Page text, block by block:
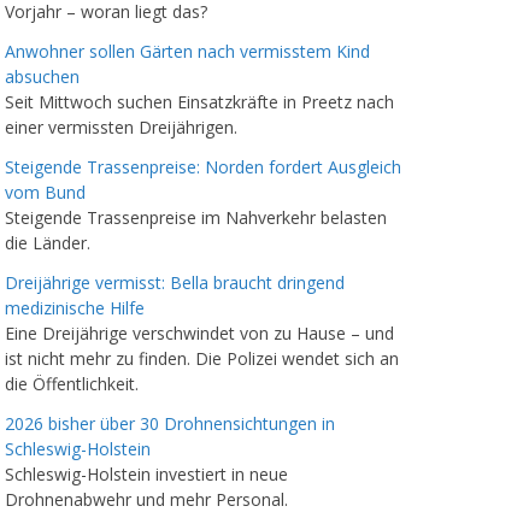
Vorjahr – woran liegt das?
Anwohner sollen Gärten nach vermisstem Kind
absuchen
Seit Mittwoch suchen Einsatzkräfte in Preetz nach
einer vermissten Dreijährigen.
Steigende Trassenpreise: Norden fordert Ausgleich
vom Bund
Steigende Trassenpreise im Nahverkehr belasten
die Länder.
Dreijährige vermisst: Bella braucht dringend
medizinische Hilfe
Eine Dreijährige verschwindet von zu Hause – und
ist nicht mehr zu finden. Die Polizei wendet sich an
die Öffentlichkeit.
2026 bisher über 30 Drohnensichtungen in
Schleswig-Holstein
Schleswig-Holstein investiert in neue
Drohnenabwehr und mehr Personal.